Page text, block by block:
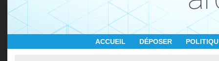
ACCUEIL DÉPOSER